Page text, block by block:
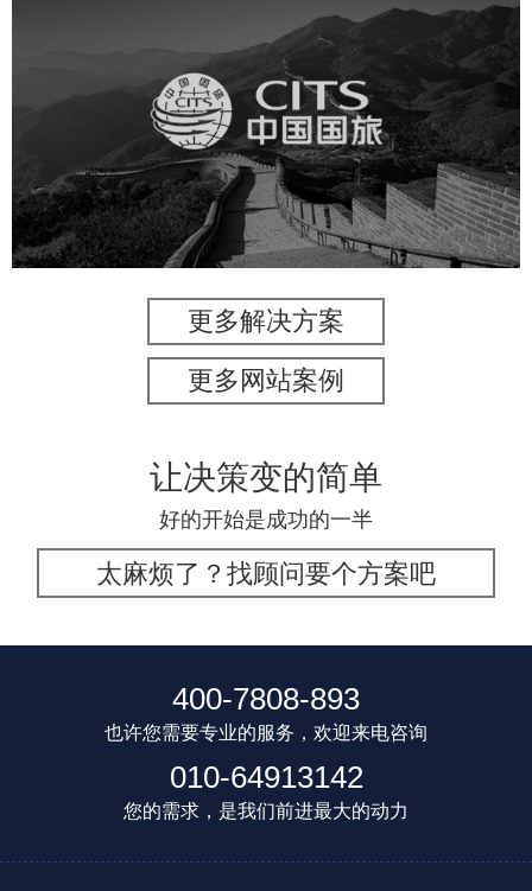
中国国旅
旅游休闲 电商网站 网站建设
更多解决方案
更多网站案例
让决策变的简单
好的开始是成功的一半
太麻烦了？找顾问要个方案吧
400-7808-893
也许您需要专业的服务，欢迎来电咨询
010-64913142
您的需求，是我们前进最大的动力